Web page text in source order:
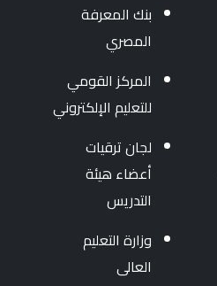
بنك المعرفة
المصري
المركز القومي
للتعليم الإلكتروني
لجان ترقيات
أعضاء هيئة
التدريس
وزارة التعليم
العالى